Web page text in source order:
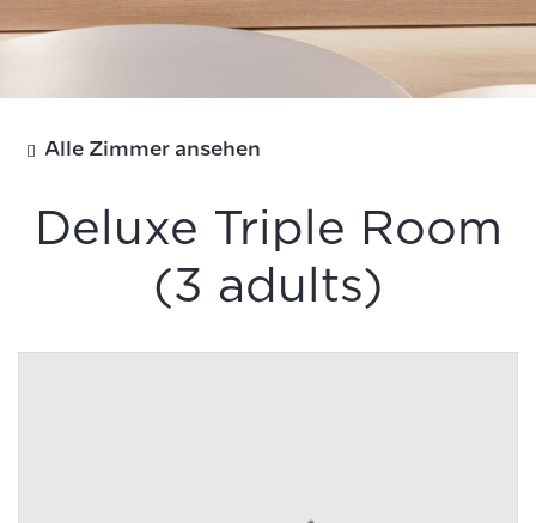
Alle Zimmer ansehen
Deluxe Triple Room
(3 adults)